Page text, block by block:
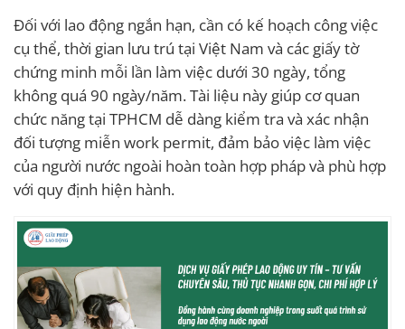
Đối với lao động ngắn hạn, cần có kế hoạch công việc
cụ thể, thời gian lưu trú tại Việt Nam và các giấy tờ
chứng minh mỗi lần làm việc dưới 30 ngày, tổng
không quá 90 ngày/năm. Tài liệu này giúp cơ quan
chức năng tại TPHCM dễ dàng kiểm tra và xác nhận
đối tượng miễn work permit, đảm bảo việc làm việc
của người nước ngoài hoàn toàn hợp pháp và phù hợp
với quy định hiện hành.